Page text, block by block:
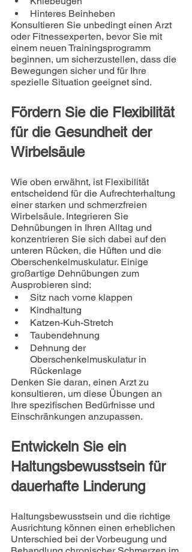
Hinteres Beinheben
Konsultieren Sie unbedingt einen Arzt
oder Fitnessexperten, bevor Sie mit
einem neuen Trainingsprogramm
beginnen, um sicherzustellen, dass die
Bewegungen sicher und für Ihre
spezielle Situation geeignet sind.
Fördern Sie die Flexibilität
für die Gesundheit der
Wirbelsäule
Wie oben erwähnt, ist Flexibilität
entscheidend für die Aufrechterhaltung
einer starken und schmerzfreien
Wirbelsäule. Integrieren Sie
Dehnübungen in Ihren Alltag und
konzentrieren Sie sich dabei auf den
unteren Rücken, die Hüften und die
Oberschenkelmuskulatur. Einige
großartige Dehnübungen zum
Ausprobieren sind:
Sitz nach vorne klappen
Kindhaltung
Katzen-Kuh-Stretch
Taubendehnung
Dehnung der
Oberschenkelmuskulatur in
Rückenlage
Denken Sie daran, einen Arzt zu
konsultieren, um diese Übungen an
Ihre spezifischen Bedürfnisse und
Einschränkungen anzupassen.
Entwickeln Sie ein
Haltungsbewusstsein für
dauerhafte Linderung
Haltungsbewusstsein und die richtige
Ausrichtung können einen erheblichen
Unterschied bei der Vorbeugung und